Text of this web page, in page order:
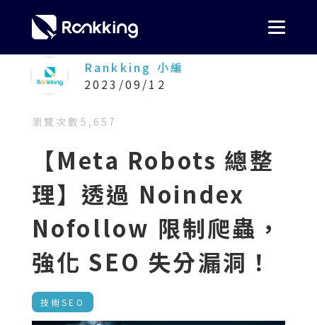
Rankking 小編
2023/09/12
瀏覽次數 5,657
【Meta Robots 總整
理】透過 Noindex
Nofollow 限制爬蟲，
強化 SEO 失分漏洞！
技術SEO